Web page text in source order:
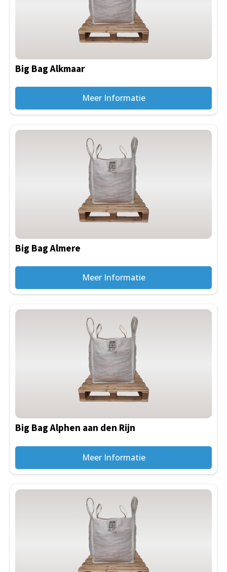
Big Bag Alkmaar
Meer Informatie
Big Bag Almere
Meer Informatie
Big Bag Alphen aan den Rijn
Meer Informatie